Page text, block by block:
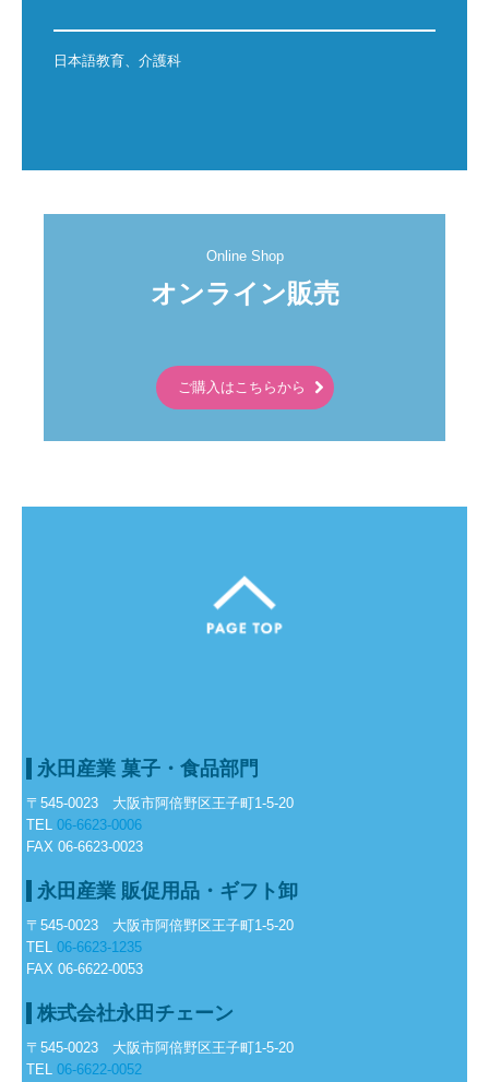
日本語教育、介護科
Online Shop
オンライン販売
ご購入はこちらから
永田産業菓子・食品部門
〒545-0023 大阪市阿倍野区王子町1-5-20
TEL06-6623-0006
FAX 06-6623-0023
永田産業 販促用品・ギフト卸
〒545-0023 大阪市阿倍野区王子町1-5-20
TEL06-6623-1235
FAX 06-6622-0053
株式会社永田チェーン
〒545-0023 大阪市阿倍野区王子町1-5-20
TEL06-6622-0052